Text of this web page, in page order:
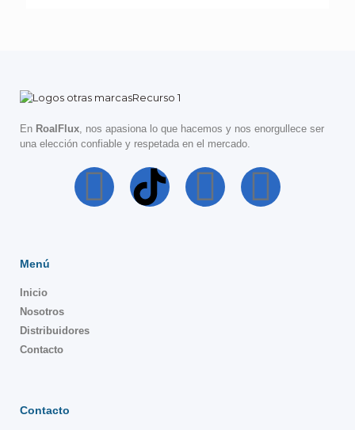
En RoalFlux, nos apasiona lo que hacemos y nos enorgullece ser
una elección confiable y respetada en el mercado.
Menú
Inicio
Nosotros
Distribuidores
Contacto
Contacto